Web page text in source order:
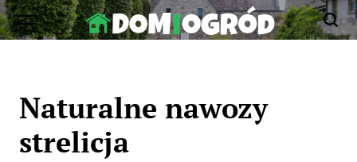
Skip
to
Naturalne nawozy
strelicja